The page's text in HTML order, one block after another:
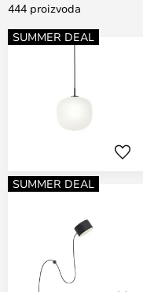
444 proizvoda
SUMMER DEAL
SUMMER DEAL